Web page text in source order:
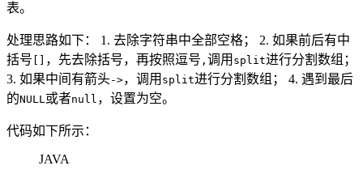
表。
处理思路如下： 1. 去除字符串中全部空格； 2. 如果前后有中
括号
，先去除括号，再按照逗号 , 调用 split进行分割数组；
3. 如果中间有箭头->，调用 split进行分割数组； 4. 遇到最后
的NULL或者null ，设置为空。
代码如下所示：
JAVA